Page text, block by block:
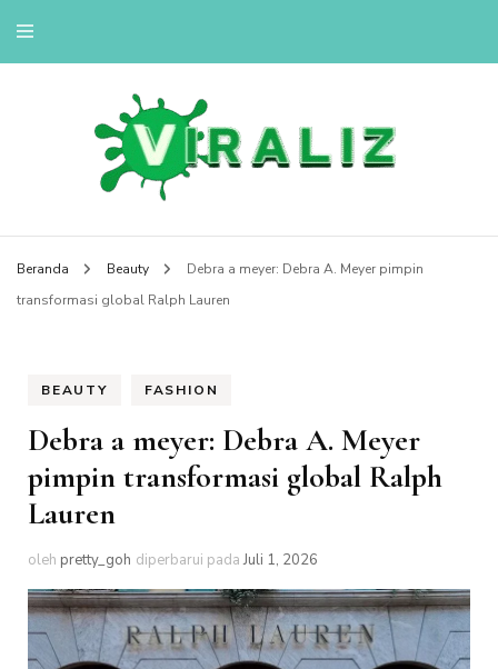
viralizou.site
Beranda Beauty
Debra a meyer: Debra A. Meyer pimpin
transformasi global Ralph Lauren
BEAUTY FASHION
Debra a meyer: Debra A. Meyer
pimpin transformasi global Ralph
Lauren
oleh pretty_goh diperbarui padaJuli 1, 2026